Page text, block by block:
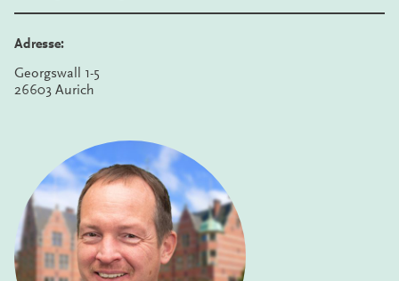
Adresse:
Georgswall 1-5
26603 Aurich